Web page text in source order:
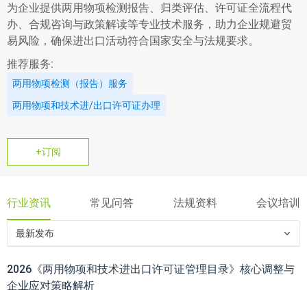
为企业提供两用物项检测报告、归类评估、许可证全流程代
办、合规咨询与政策解读等专业技术服务，助力企业规避贸
易风险，确保进出口活动符合国家安全与法规要求。
推荐服务:
两用物项检测（报告）服务
两用物项和技术进/出口许可证办理
+订阅
行业资讯 常见问答 法规资料 会议培训
最新发布
2026《两用物项和技术进出口许可证管理目录》核心调整与
企业应对策略解析